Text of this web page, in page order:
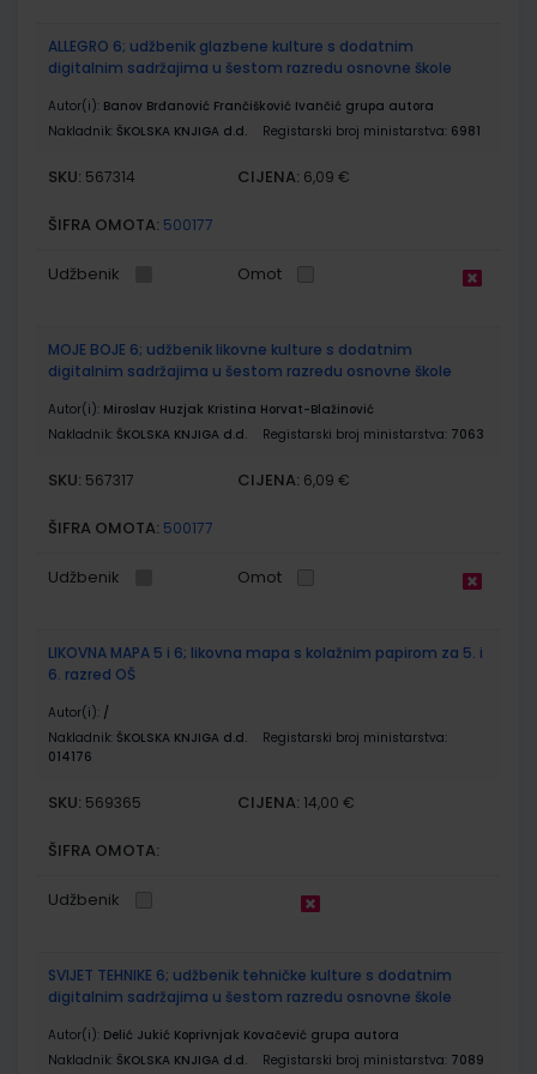
ALLEGRO 6; udžbenik glazbene kulture s dodatnim
digitalnim sadržajima u šestom razredu osnovne škole
Autor(i): Banov Brđanović Frančišković Ivančić grupa autora
Nakladnik: ŠKOLSKA KNJIGA d.d. Registarski broj ministarstva: 6981
SKU: 567314 CIJENA: 6,09 €
ŠIFRA OMOTA: 500177
Udžbenik Omot
MOJE BOJE 6; udžbenik likovne kulture s dodatnim
digitalnim sadržajima u šestom razredu osnovne škole
Autor(i): Miroslav Huzjak Kristina Horvat-Blažinović
Nakladnik: ŠKOLSKA KNJIGA d.d. Registarski broj ministarstva: 7063
SKU: 567317 CIJENA: 6,09 €
ŠIFRA OMOTA: 500177
Udžbenik Omot
LIKOVNA MAPA 5 i 6; likovna mapa s kolažnim papirom za 5. i
6. razred OŠ
Autor(i): /
Nakladnik: ŠKOLSKA KNJIGA d.d.
Registarski broj ministarstva:
014176
SKU: 569365 CIJENA: 14,00 €
ŠIFRA OMOTA:
Udžbenik
SVIJET TEHNIKE 6; udžbenik tehničke kulture s dodatnim
digitalnim sadržajima u šestom razredu osnovne škole
Autor(i): Delić Jukić Koprivnjak Kovačević grupa autora
Nakladnik: ŠKOLSKA KNJIGA d.d. Registarski broj ministarstva: 7089